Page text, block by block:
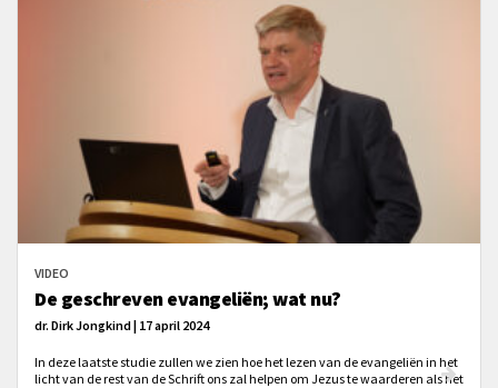
VIDEO
De geschreven evangeliën; wat nu?
dr. Dirk Jongkind | 17 april 2024
In deze laatste studie zullen we zien hoe het lezen van de evangeliën in het
licht van de rest van de Schrift ons zal helpen om Jezus te waarderen als het